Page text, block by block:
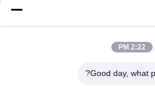
2:22 PM
Good day, what